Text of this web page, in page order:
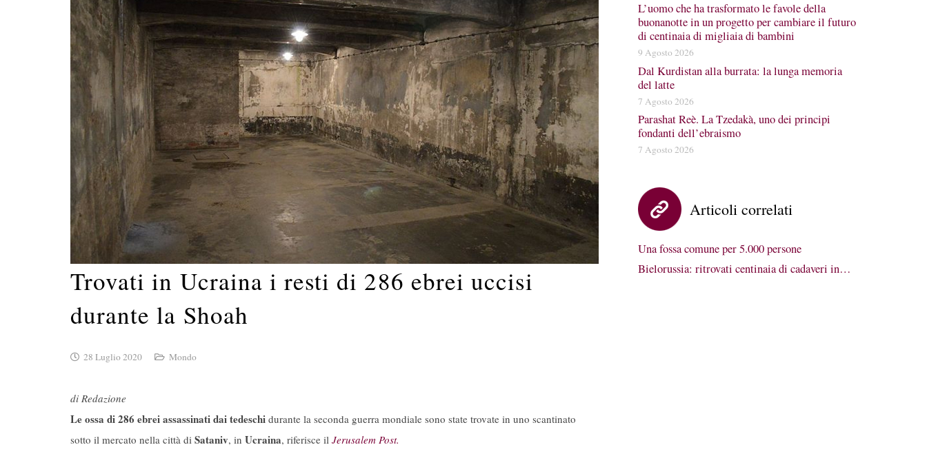
Trovati in Ucraina i resti di 286 ebrei uccisi
durante la Shoah
28 Luglio 2020 Mondo
di Redazione
Le ossa di 286 ebrei assassinati dai tedeschi durante la seconda guerra mondiale sono state trovate in uno scantinato
sotto il mercato nella città di Sataniv, in Ucraina, riferisce il Jerusalem Post.
L’uomo che ha trasformato le favole della
buonanotte in un progetto per cambiare il futuro
di centinaia di migliaia di bambini
9 Agosto 2026
Dal Kurdistan alla burrata: la lunga memoria
del latte
7 Agosto 2026
Parashat Reè. La Tzedakà, uno dei principi
fondanti dell’ebraismo
7 Agosto 2026
Articoli correlati
Una fossa comune per 5.000 persone
Bielorussia: ritrovati centinaia di cadaveri in…